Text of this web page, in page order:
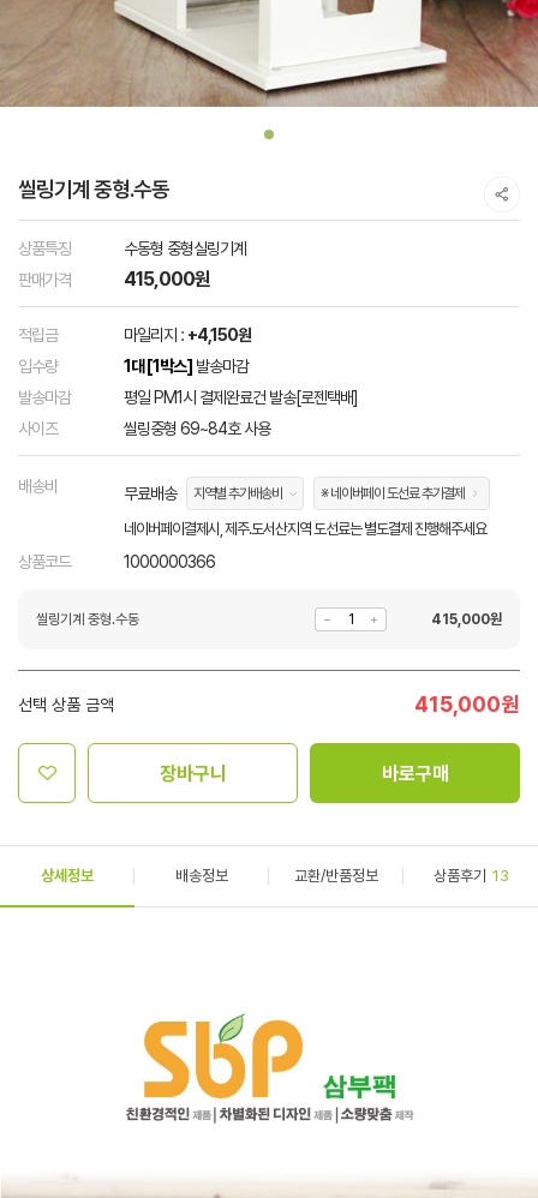
씰링기계 중형.수동
상품특징
수동형 중형실링기계
판매가격
415,000원
적립금 마일리지 : +4,150원
입수량
1대 [1박스] 발송마감
발송마감
평일 PM1시 결제완료건 발송[로젠택배]
사이즈
씰링중형 69~84호 사용
배송비 무료배송 지역별 추가배송비 ※ 네이버페이 도선료 추가결제
네이버페이결제시, 제주.도서산지역 도선료는 별도결제 진행해주세요
상품코드 1000000366
씰링기계 중형.수동 415,000원
선택 상품 금액 415,000원
장바구니 바로구매
상세정보 배송정보 교환/반품정보 상품후기 13